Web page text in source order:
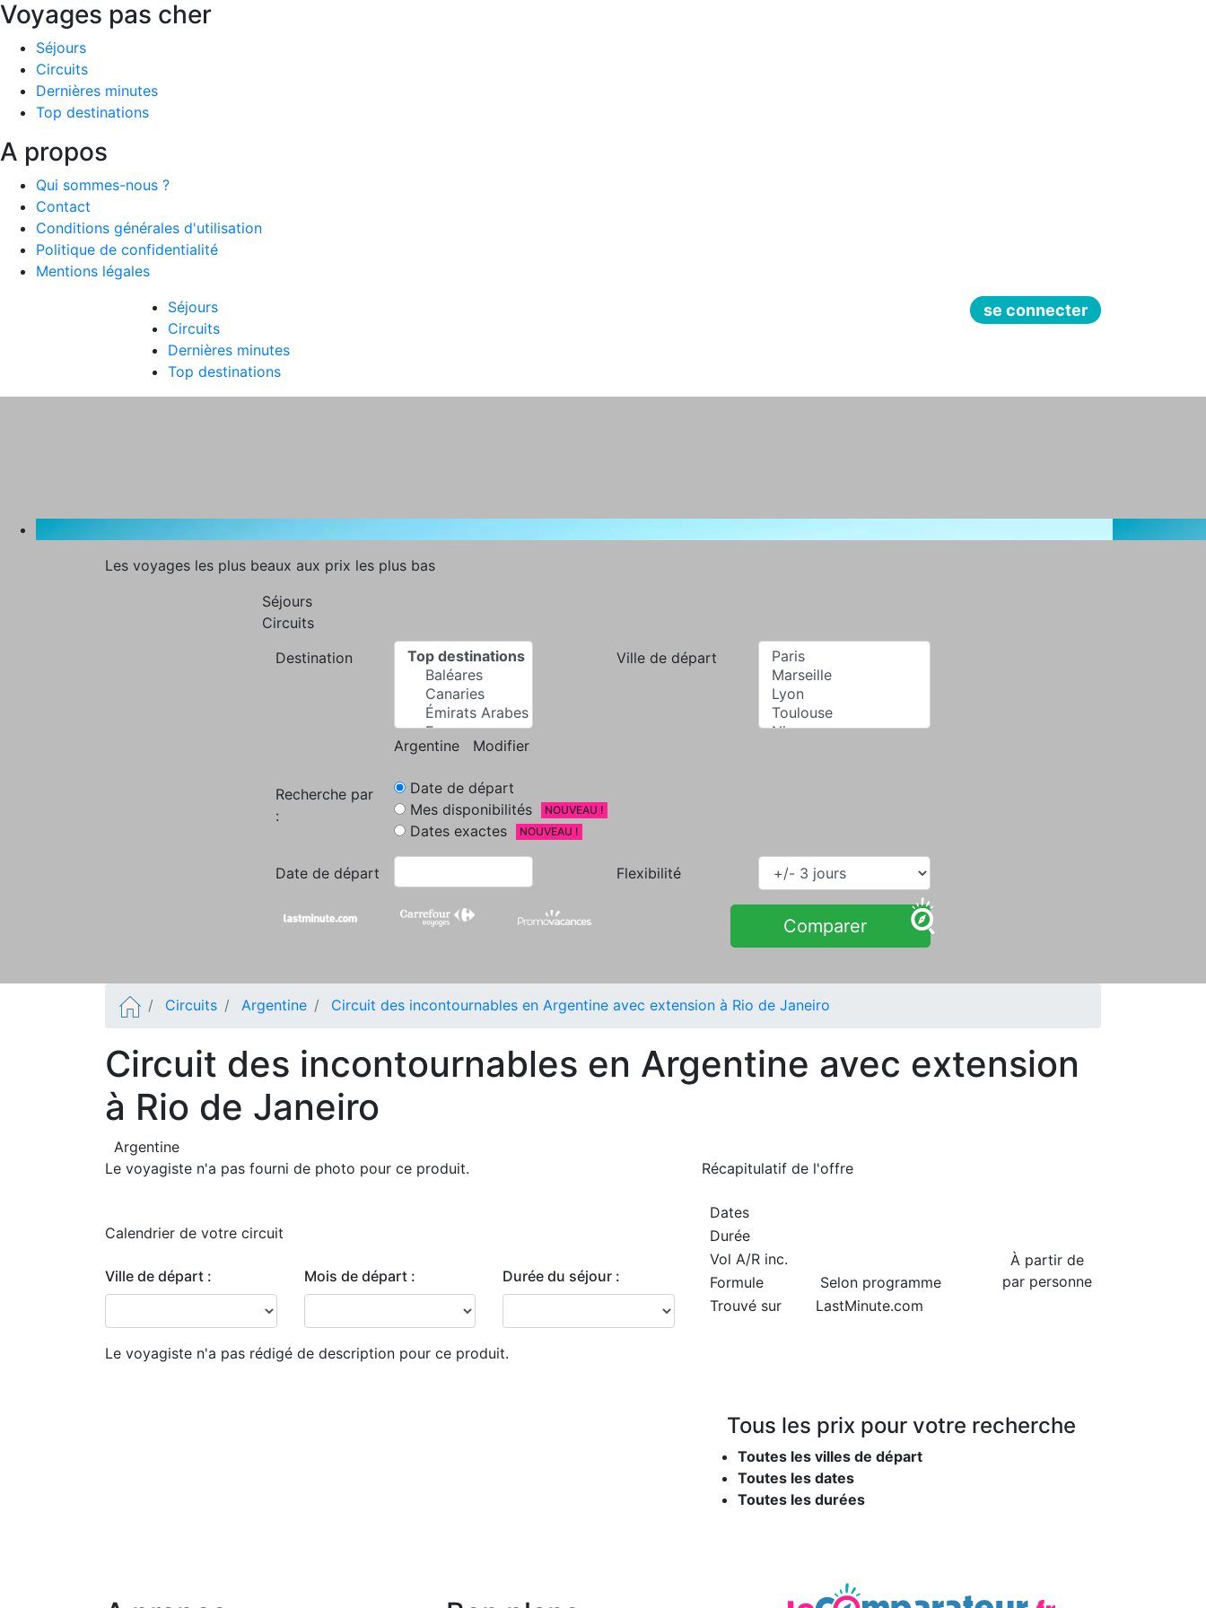
Voyages pas cher
Séjours
Circuits
Dernières minutes
Top destinations
A propos
Qui sommes-nous ?
Contact
Conditions générales d'utilisation
Politique de confidentialité
Mentions légales
Séjours
Circuits
Dernières minutes
Top destinations
se connecter
Les voyages les plus beaux aux prix les plus bas
Séjours
Circuits
Destination
Argentine Modifier
Ville de départ
Recherche par
:
Date de départ
Mes disponibilités
NOUVEAU !
Dates exactes NOUVEAU !
Date de départ Flexibilité
Comparer
Circuits Argentine Circuit des incontournables en Argentine avec extension à Rio de Janeiro
Circuit des incontournables en Argentine avec extension
à Rio de Janeiro
Argentine
Le voyagiste n'a pas fourni de photo pour ce produit.
Calendrier de votre circuit
Ville de départ : Mois de départ : Durée du séjour :
Le voyagiste n'a pas rédigé de description pour ce produit.
Récapitulatif de l'offre
Dates
Durée
À partir de
par personne
Vol A/R inc.
Formule
Selon programme
Trouvé sur
LastMinute.com
Tous les prix pour votre recherche
Toutes les villes de départ
Toutes les dates
Toutes les durées